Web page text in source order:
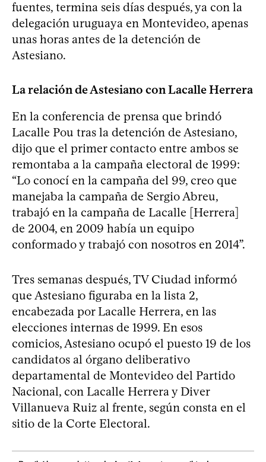
fuentes, termina seis días después, ya con la
delegación uruguaya en Montevideo, apenas
unas horas antes de la detención de
Astesiano.
La relación de Astesiano con Lacalle Herrera
En la conferencia de prensa que brindó
Lacalle Pou tras la detención de Astesiano,
dijo que el primer contacto entre ambos se
remontaba a la campaña electoral de 1999:
“Lo conocí en la campaña del 99, creo que
manejaba la campaña de Sergio Abreu,
trabajó en la campaña de Lacalle [Herrera]
de 2004, en 2009 había un equipo
conformado y trabajó con nosotros en 2014”.
Tres semanas después, TV Ciudad informó
que Astesiano figuraba en la lista 2,
encabezada por Lacalle Herrera, en las
elecciones internas de 1999. En esos
comicios, Astesiano ocupó el puesto 19 de los
candidatos al órgano deliberativo
departamental de Montevideo del Partido
Nacional, con Lacalle Herrera y Diver
Villanueva Ruiz al frente, según consta en el
sitio de la Corte Electoral.